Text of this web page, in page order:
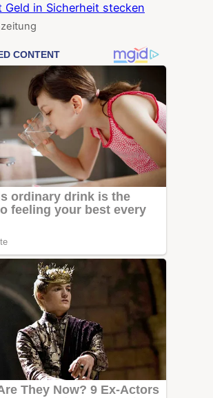
Geld in Sicherheit stecken